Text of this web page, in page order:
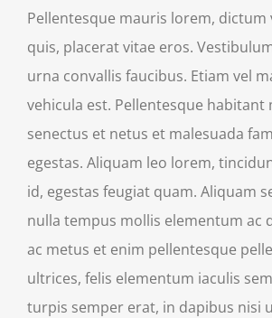
Pellentesque mauris lorem, dictum
quis, placerat vitae eros.
urna convallis faucibus. Etiam vel
vehicula est. Pellentesque
senectus et netus et malesuada
egestas. Aliquam leo lorem,
id, egestas feugiat quam. Aliquam
nulla tempus mollis elementum ac
ac metus et enim pellentesque
ultrices, felis elementum iaculis
turpis semper erat, in dapibus nisi